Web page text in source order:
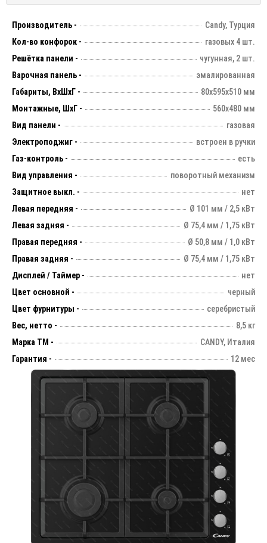
Производитель -
Candy, Турция
Кол-во конфорок -
газовых 4 шт.
Решётка панели -
чугунная, 2 шт.
Варочная панель -
эмалированная
Габариты, ВхШхГ -
80х595х510 мм
Монтажные, ШхГ -
560х480 мм
Вид панели -
газовая
Электроподжиг -
встроен в ручки
Газ-контроль -
есть
Вид управления -
поворотный механизм
Защитное выкл. -
нет
Левая передняя -
Ø 101 мм / 2,5 кВт
Левая задняя -
Ø 75,4 мм / 1,75 кВт
Правая передняя -
Ø 50,8 мм / 1,0 кВт
Правая задняя -
Ø 75,4 мм / 1,75 кВт
Дисплей / Таймер -
нет
Цвет основной -
черный
Цвет фурнитуры -
серебристый
Вес, нетто -
8,5 кг
Марка ТМ -
CANDY, Италия
Гарантия -
12 мес